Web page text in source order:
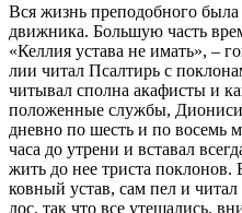
Вся жизнь пре­по­доб­но­го
движ­ни­ка. Боль­шую часть
«Кел­лия уста­ва не имать», –
лии чи­тал Псал­тирь с
чи­ты­вал спол­на ака­фи­сты и
по­ло­жен­ные служ­бы,
днев­но по шесть и по во­семь
ча­са до утре­ни и вста­вал
жить до нее три­ста
ков­ный устав, сам пел и
лос, так что все уте­ша­лись,